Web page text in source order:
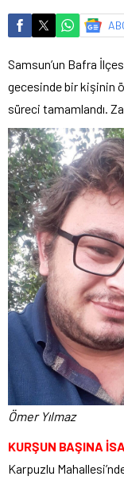
Samsun’un Bafra
gecesinde bir kişinin
süreci tamamlandı.
Ömer Yılmaz
KURŞUN BAŞINA
Karpuzlu